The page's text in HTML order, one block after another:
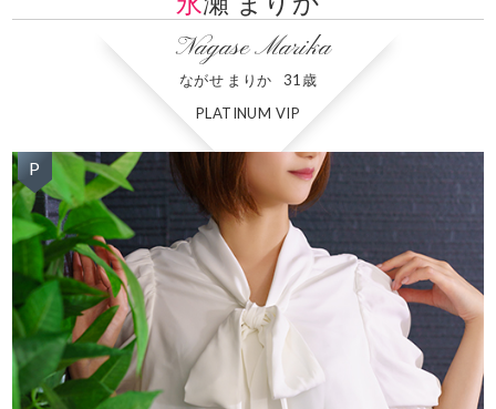
Nagase Marika
ながせ まりか
31歳
PLATINUM VIP